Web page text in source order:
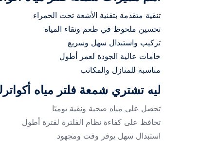
تنقية متقدمة بتقنية الأشعة تحت الحمراء
تحسين ملحوظ في طعم ونقاء المياه
تركيب واستبدال سهل وسريع
خامات عالية الجودة لعمر أطول
مناسبة للمنازل والمكاتب
ليه تشتري شمعة فلتر مياه
تحصل على مياه صحية ونقية يوميًا
تحافظ على كفاءة نظام الفلترة لفترة أطول
استبدال سهل يوفر وقت ومجهود